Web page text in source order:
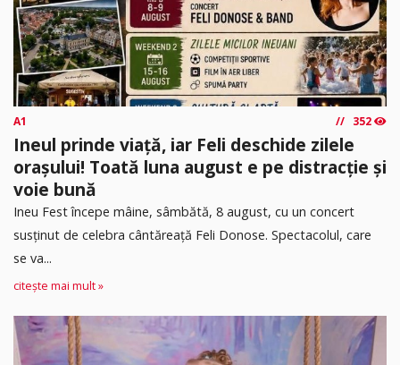
A1 352
Ineul prinde viață, iar Feli deschide zilele
orașului! Toată luna august e pe distracție și
voie bună
Ineu Fest începe mâine, sâmbătă, 8 august, cu un concert
susținut de celebra cântăreață Feli Donose. Spectacolul, care
se va...
citește mai mult »